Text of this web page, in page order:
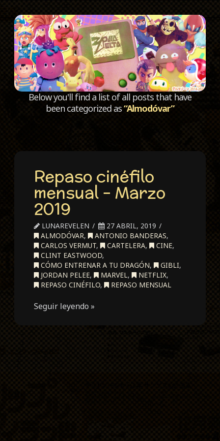
Below you'll find a list of all posts that have
been categorized as“Almodóvar”
Repaso cinéfilo
mensual – Marzo
2019
LUNAREVELEN
27 ABRIL, 2019
ALMODÓVAR, ANTONIO BANDERAS,
CARLOS VERMUT, CARTELERA, CINE,
CLINT EASTWOOD,
CÓMO ENTRENAR A TU DRAGÓN, GIBLI,
JORDAN PELEE, MARVEL, NETFLIX,
REPASO CINÉFILO, REPASO MENSUAL
Seguir leyendo »